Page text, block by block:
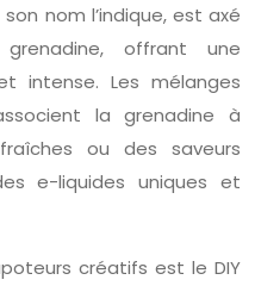
nom l’indique, est axé
offrant une
intense. Les mélanges
la grenadine à
ou des saveurs
e-liquides uniques et
créatifs est le DIY